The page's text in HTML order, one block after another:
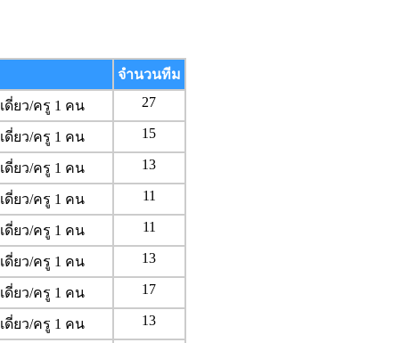
จำนวนทีม
เดี่ยว/ครู 1 คน 27
เดี่ยว/ครู 1 คน 15
เดี่ยว/ครู 1 คน 13
เดี่ยว/ครู 1 คน 11
เดี่ยว/ครู 1 คน 11
เดี่ยว/ครู 1 คน 13
เดี่ยว/ครู 1 คน 17
เดี่ยว/ครู 1 คน 13